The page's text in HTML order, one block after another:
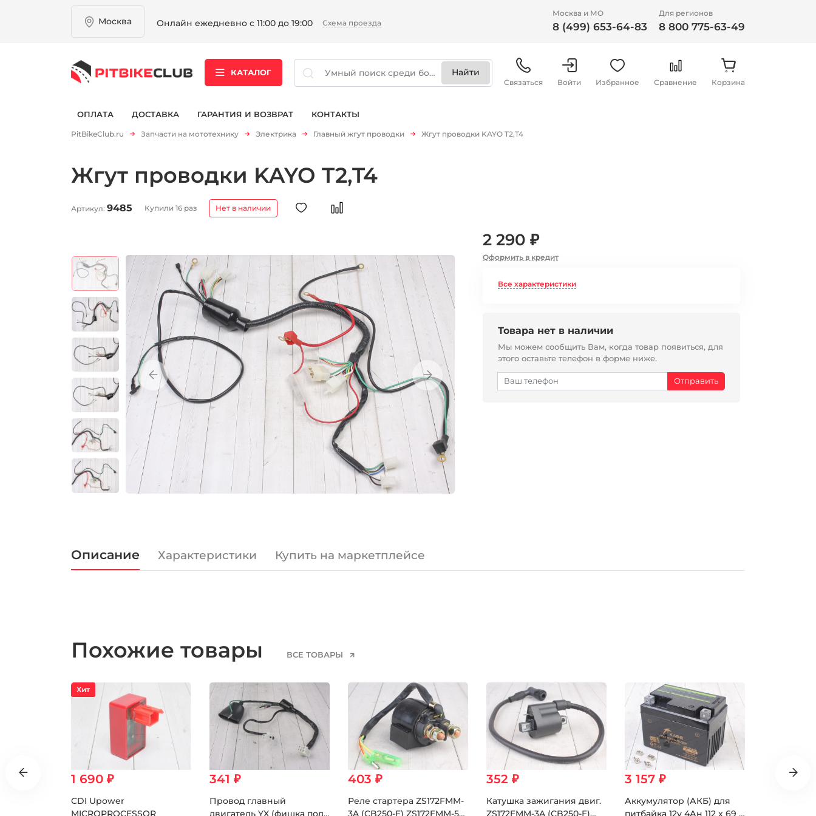
Москва Онлайн ежедневно с 11:00 до 19:00 Схема проезда
Москва и МО
8 (499) 653-64-83
Для регионов
8 800 775-63-49
КАТАЛОГ
Связаться Войти Избранное Сравнение Корзина
ОПЛАТА ДОСТАВКА ГАРАНТИЯ И ВОЗВРАТ КОНТАКТЫ
PitBikeClub.ru Запчасти на мототехнику Электрика Главный жгут проводки Жгут проводки KAYO T2,T4
Жгут проводки KAYO T2,T4
Артикул: 9485 Купили 16 раз Нет в наличии
2 290 ₽
Оформить в кредит
Все характеристики
Товара нет в наличии
Мы можем сообщить Вам, когда товар появиться, для
этого оставьте телефон в форме ниже.
Описание Характеристики Купить на маркетплейсе
Похожие товары ВСЕ ТОВАРЫ
Хит
1 690 ₽
CDI Upower
MICROPROCESSOR
341 ₽
Провод главный
двигатель YX (фишка под
403 ₽
Реле стартера ZS172FMM-
3A (CB250-F) ZS172FMM-5
352 ₽
Катушка зажигания двиг.
ZS172FMM-3A (CB250-F)
3 157 ₽
Аккумулятор (АКБ) для
питбайка 12v 4Ан 112 x 69 x
328 ₽